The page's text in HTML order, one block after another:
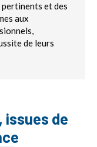
pertinents et des
aux
de leurs
issues de